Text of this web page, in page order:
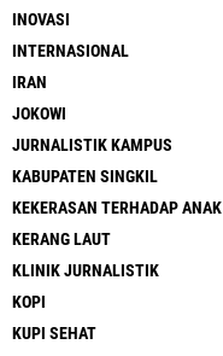
INOVASI
INTERNASIONAL
IRAN
JOKOWI
JURNALISTIK KAMPUS
KABUPATEN SINGKIL
KEKERASAN TERHADAP ANAK
KERANG LAUT
KLINIK JURNALISTIK
KOPI
KUPI SEHAT